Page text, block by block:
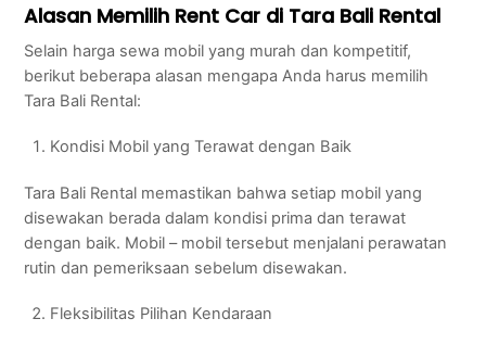
Alasan Memilih Rent Car di Tara Bali Rental
Selain harga sewa mobil yang murah dan kompetitif,
berikut beberapa alasan mengapa Anda harus memilih
Tara Bali Rental:
Kondisi Mobil yang Terawat dengan Baik
Tara Bali Rental memastikan bahwa setiap mobil yang
disewakan berada dalam kondisi prima dan terawat
dengan baik. Mobil – mobil tersebut menjalani perawatan
rutin dan pemeriksaan sebelum disewakan.
Fleksibilitas Pilihan Kendaraan